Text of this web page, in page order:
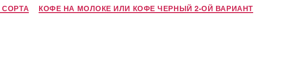
КОФЕ НА МОЛОКЕ ИЛИ КОФЕ ЧЕРНЫЙ 2-ОЙ ВАРИАНТ